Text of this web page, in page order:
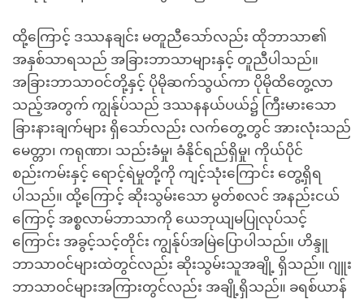
ထို့ကြောင့် ဒဿနချင်း မတူညီသော်လည်း ထိုဘာသာ၏
အနှစ်သာရသည် အခြားဘာသာများနှင့် တူညီပါသည်။
အခြားဘာသာဝင်တို့နှင့် ပိုမိုဆက်သွယ်ကာ ပိုမိုထိတွေ့လာ
သည့်အတွက် ကျွန်ုပ်သည် ဒဿနနယ်ပယ်၌ ကြီးမားသော
ခြားနားချက်များ ရှိသော်လည်း လက်တွေ့တွင် အားလုံးသည်
မေတ္တာ၊ ကရုဏာ၊ သည်းခံမှု၊ ခံနိုင်ရည်ရှိမှု၊ ကိုယ်ပိုင်
စည်းကမ်းနှင့် ရောင့်ရဲမှုတို့ကို ကျင့်သုံးကြောင်း တွေ့ရှိရ
ပါသည်။ ထို့ကြောင့် ဆိုးသွမ်းသော မွတ်စလင် အနည်းငယ်
ကြောင့် အစ္စလာမ်ဘာသာကို ယေဘုယျမပြုလုပ်သင့်
ကြောင်း အခွင့်သင့်တိုင်း ကျွန်ုပ်အမြဲပြောပါသည်။ ဟိန္ဒူ
ဘာသာဝင်များထဲတွင်လည်း ဆိုးသွမ်းသူအချို့ ရှိသည်။ ဂျူး
ဘာသာဝင်များအကြားတွင်လည်း အချို့ရှိသည်။ ခရစ်ယာန်